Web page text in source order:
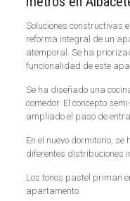
Soluciones constructivas
reforma integral de un
atemporal. Se ha
funcionalidad de este
Se ha diseñado una
comedor. El concepto
ampliado el paso de
En el nuevo dormitorio,
diferentes distribuciones
Los tonos pastel priman
apartamento.